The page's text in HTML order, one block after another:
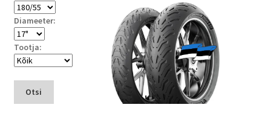
Diameeter:
Tootja:
Otsi